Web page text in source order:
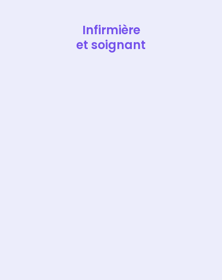
Infirmière
et soignant